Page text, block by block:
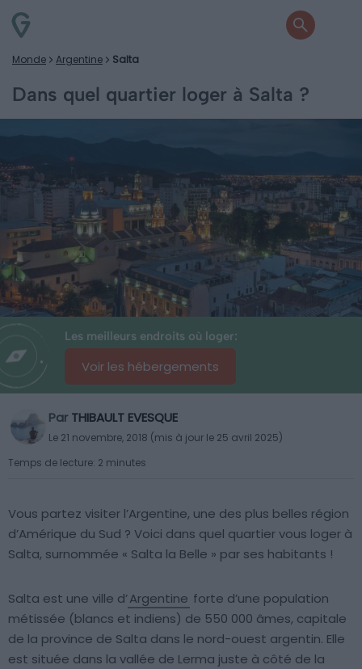
Monde Argentine Salta
Dans quel quartier loger à Salta ?
Les meilleurs endroits où loger:
Voir les hébergements
Par THIBAULT EVESQUE
Le 21 novembre, 2018 (mis à jour le 25 avril 2025)
Temps de lecture: 2 minutes
Vous partez visiter l’Argentine, une des plus belles région
d’Amérique du Sud ? Voici dans quel quartier vous loger à
Salta, surnommée « Salta la Belle » par ses habitants !
Salta est une ville d’Argentine forte d’une population
métissée (blancs et indiens) de 550 000 âmes, capitale
de la province de Salta dans le nord-ouest argentin. Elle
est située dans la vallée de Lerma juste à côté de la